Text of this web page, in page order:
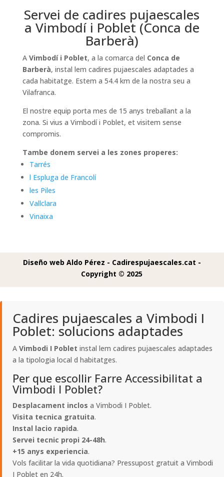
Servei de cadires pujaescales
a Vimbodí i Poblet (Conca de
Barberà)
A Vimbodí i Poblet, a la comarca del Conca de
Barberà, instal lem cadires pujaescales adaptades a
cada habitatge. Estem a 54.4 km de la nostra seu a
Vilafranca.
El nostre equip porta mes de 15 anys treballant a la
zona. Si vius a Vimbodí i Poblet, et visitem sense
compromis.
Tambe donem servei a les zones properes:
Tarrés
l Espluga de Francolí
les Piles
Vallclara
Vinaixa
Diseño web Aldo Pérez - Cadirespujaescales.cat -
Copyright © 2025
Cadires pujaescales a Vimbodi I
Poblet: solucions adaptades
A Vimbodi I Poblet instal lem cadires pujaescales adaptades
a la tipologia local d habitatges.
Per que escollir Farre Accessibilitat a
Vimbodi I Poblet?
Desplacament inclos a Vimbodi I Poblet.
Visita tecnica gratuita.
Instal lacio rapida.
Servei tecnic propi 24-48h.
+15 anys experiencia.
Vols facilitar la vida quotidiana? Pressupost gratuit a Vimbodi
I Poblet en 24h.